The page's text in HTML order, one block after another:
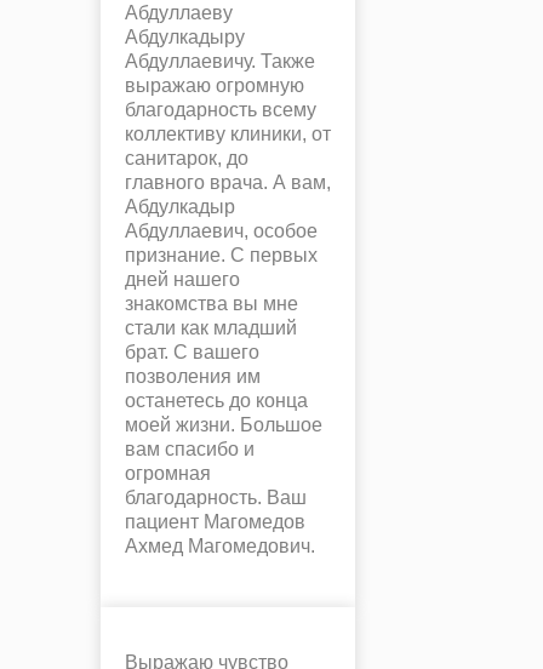
Абдуллаеву
Абдулкадыру
Абдуллаевичу. Также
выражаю огромную
благодарность всему
коллективу клиники, от
санитарок, до
главного врача. А вам,
Абдулкадыр
Абдуллаевич, особое
признание. С первых
дней нашего
знакомства вы мне
стали как младший
брат. С вашего
позволения им
останетесь до конца
моей жизни. Большое
вам спасибо и
огромная
благодарность. Ваш
пациент Магомедов
Ахмед Магомедович.
Выражаю чувство